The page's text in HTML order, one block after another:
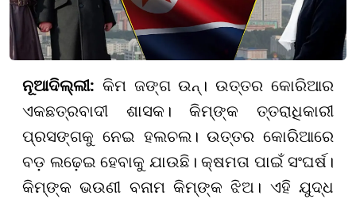
ନୂଆଦିଲ୍ଲୀ: କିମ ଜଙ୍ଗ ଉନ୍‌। ଉତ୍ତର କୋରିଆର
ଏକଛତ୍ରବାଦୀ ଶାସକ। କିମ୍‌ଙ୍କ ତ୍ତରାଧିକାରୀ
ପ୍ରସଙ୍ଗକୁ ନେଇ ହଲଚଲ। ଉତ୍ତର କୋରିଆରେ
ବଡ଼ ଲଢ଼େଇ ହେବାକୁ ଯାଉଛି। କ୍ଷମତା ପାଇଁ ସଂଘର୍ଷ।
କିମ୍‌ଙ୍କ ଭଉଣୀ ବନାମ କିମ୍‌ଙ୍କ ଝିଅ। ଏହି ଯୁଦ୍ଧ